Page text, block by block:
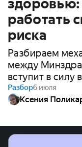
здоровью:
работать
риска
Разбираем
между
вступит в силу
Разбор6 июля
Ксения